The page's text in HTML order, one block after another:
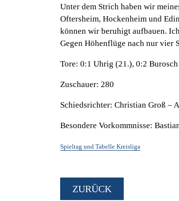
Unter dem Strich haben wir
Oftersheim, Hockenheim und
können wir beruhigt aufbauen.
Gegen Höhenflüge nach nur vier
Tore: 0:1 Uhrig (21.), 0:2
Zuschauer: 280
Schiedsrichter:Christian Groß –
Besondere Vorkommnisse:
Spieltag und Tabelle Kreisliga
ZURÜCK